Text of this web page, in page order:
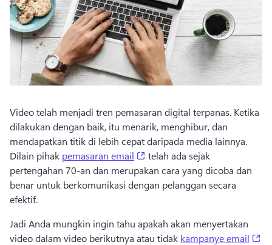
Video telah menjadi tren pemasaran digital terpanas. Ketika
dilakukan dengan baik, itu menarik, menghibur, dan
Dilain pihak pemasaran email (opens in a new tab)
telah ada sejak
pertengahan 70-an dan merupakan cara yang dicoba dan
benar untuk berkomunikasi dengan pelanggan secara
efektif.
Jadi Anda mungkin ingin tahu apakah akan menyertakan
video dalam video berikutnya atau tidak kampanye email